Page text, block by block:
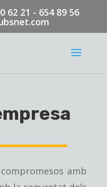
62 21 - 654 89 56
amb